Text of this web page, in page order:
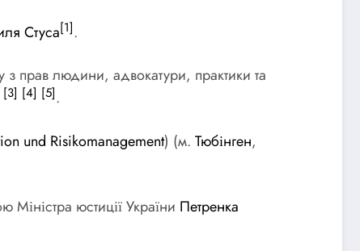
Стуса[1].
з прав людини, адвокатури, практики та
[3] [4] [5].
und Risikomanagement) (м. Тюбінген,
юстиції України Петренка